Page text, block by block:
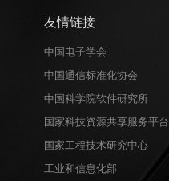
友情链接
中国电子学会
中国通信标准化协会
中国科学院软件研究所
国家科技资源共享服务平台
国家工程技术研究中心
工业和信息化部